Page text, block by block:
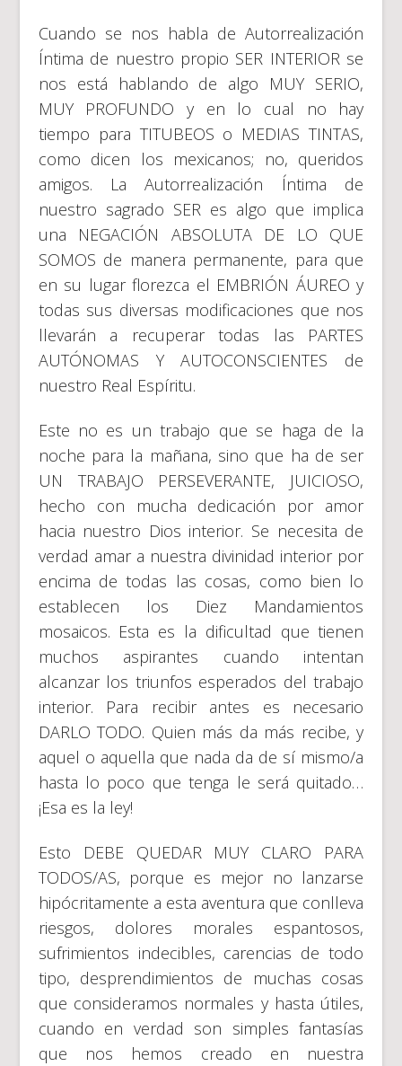
Cuando se nos habla de Autorrealización
Íntima de nuestro propio SER INTERIOR se
nos está hablando de algo MUY SERIO,
MUY PROFUNDO y en lo cual no hay
tiempo para TITUBEOS o MEDIAS TINTAS,
como dicen los mexicanos; no, queridos
amigos. La Autorrealización Íntima de
nuestro sagrado SER es algo que implica
una NEGACIÓN ABSOLUTA DE LO QUE
SOMOS de manera permanente, para que
en su lugar florezca el EMBRIÓN ÁUREO y
todas sus diversas modificaciones que nos
llevarán a recuperar todas las PARTES
AUTÓNOMAS Y AUTOCONSCIENTES de
nuestro Real Espíritu.
Este no es un trabajo que se haga de la
noche para la mañana, sino que ha de ser
UN TRABAJO PERSEVERANTE, JUICIOSO,
hecho con mucha dedicación por amor
hacia nuestro Dios interior. Se necesita de
verdad amar a nuestra divinidad interior por
encima de todas las cosas, como bien lo
establecen los Diez Mandamientos
mosaicos. Esta es la dificultad que tienen
muchos aspirantes cuando intentan
alcanzar los triunfos esperados del trabajo
interior. Para recibir antes es necesario
DARLO TODO. Quien más da más recibe, y
aquel o aquella que nada da de sí mismo/a
hasta lo poco que tenga le será quitado…
¡Esa es la ley!
Esto DEBE QUEDAR MUY CLARO PARA
TODOS/AS, porque es mejor no lanzarse
hipócritamente a esta aventura que conlleva
riesgos, dolores morales espantosos,
sufrimientos indecibles, carencias de todo
tipo, desprendimientos de muchas cosas
que consideramos normales y hasta útiles,
cuando en verdad son simples fantasías
que nos hemos creado en nuestra